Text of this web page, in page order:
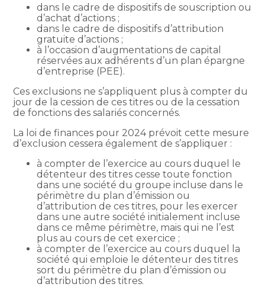
dans le cadre de dispositifs de souscription ou
d’achat d’actions ;
dans le cadre de dispositifs d’attribution
gratuite d’actions ;
à l’occasion d’augmentations de capital
réservées aux adhérents d’un plan épargne
d’entreprise (PEE).
Ces exclusions ne s’appliquent plus à compter du
jour de la cession de ces titres ou de la cessation
de fonctions des salariés concernés.
La loi de finances pour 2024 prévoit cette mesure
d’exclusion cessera également de s’appliquer :
à compter de l’exercice au cours duquel le
détenteur des titres cesse toute fonction
dans une société du groupe incluse dans le
périmètre du plan d’émission ou
d’attribution de ces titres, pour les exercer
dans une autre société initialement incluse
dans ce même périmètre, mais qui ne l’est
plus au cours de cet exercice ;
à compter de l’exercice au cours duquel la
société qui emploie le détenteur des titres
sort du périmètre du plan d’émission ou
d’attribution des titres.